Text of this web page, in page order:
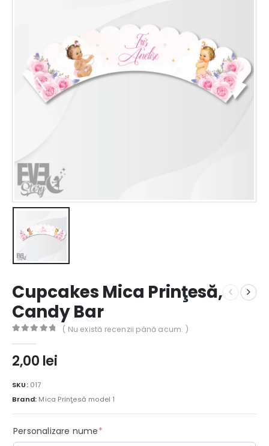
Cupcakes Mica Prinţesă,
Candy Bar
( Nu există recenzii până acum. )
2,00 lei
SKU: 017
Brand: Mica Prinţesă model 1
Personalizare nume*(required)